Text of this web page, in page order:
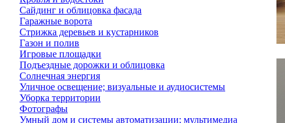
Сайдинг и облицовка фасада
Гаражные ворота
Стрижка деревьев и кустарников
Газон и полив
Игровые площадки
Подъездные дорожки и облицовка
Солнечная энергия
Уличное освещение; визуальные и аудиосистемы
Уборка территории
Фотографы
Умный дом и системы автоматизации; мультимедиа